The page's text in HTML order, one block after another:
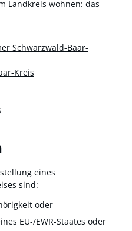
Landkreis wohnen: das
Schwarzwald-Baar-
Kreis
eines
sind:
oder
EU-/EWR-Staates oder